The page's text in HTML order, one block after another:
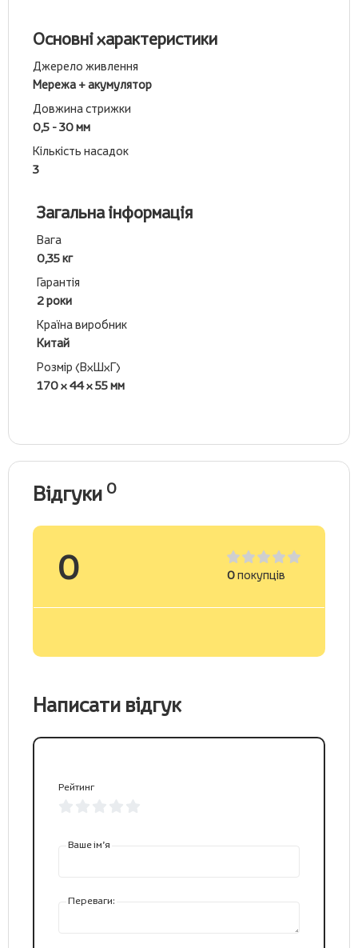
Основні характеристики
Джерело живлення
Мережа + акумулятор
Довжина стрижки
0,5 - 30 мм
Кількість насадок
3
Загальна інформація
Вага
0,35 кг
Гарантія
2 роки
Країна виробник
Китай
Розмір (ВхШхГ)
170 x 44 x 55 мм
Відгуки 0
0 0покупців
Написати відгук
Рейтинг
Ваше ім’я
Переваги: